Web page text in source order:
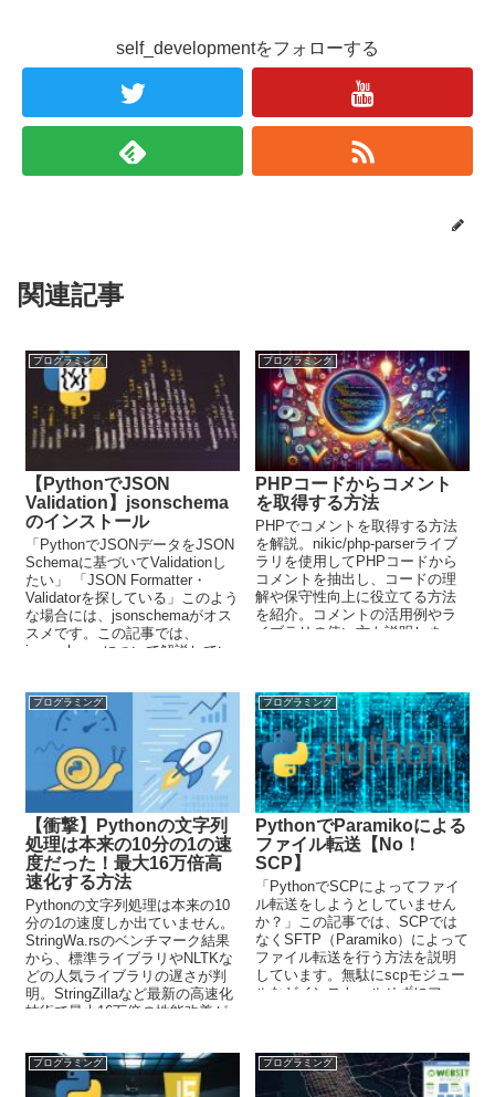
self_developmentをフォローする
関連記事
プログラミング
【PythonでJSON
Validation】jsonschema
のインストール
「PythonでJSONデータをJSON
Schemaに基づいてValidationし
たい」 「JSON Formatter・
Validatorを探している」このよう
な場合には、jsonschemaがオス
スメです。この記事では、
jsonschemaについて解説してい
プログラミング
PHPコードからコメント
を取得する方法
PHPでコメントを取得する方法
を解説。nikic/php-parserライブ
ラリを使用してPHPコードから
コメントを抽出し、コードの理
解や保守性向上に役立てる方法
を紹介。コメントの活用例やラ
イブラリの使い方も説明しま
プログラミング
【衝撃】Pythonの文字列
処理は本来の10分の1の速
度だった！最大16万倍高
速化する方法
Pythonの文字列処理は本来の10
分の1の速度しか出ていません。
StringWa.rsのベンチマーク結果
から、標準ライブラリやNLTKな
どの人気ライブラリの遅さが判
明。StringZillaなど最新の高速化
技術で最大16万倍の性能改善が
プログラミング
PythonでParamikoによる
ファイル転送【No！
SCP】
「PythonでSCPによってファイ
ル転送をしようとしていません
か？」この記事では、SCPでは
なくSFTP（Paramiko）によって
ファイル転送を行う方法を説明
しています。無駄にscpモジュー
ルなどインストールせずにファ
プログラミング プログラミング